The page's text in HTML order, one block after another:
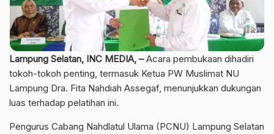
Lampung Selatan, INC MEDIA, –Acara pembukaan dihadiri
tokoh-tokoh penting, termasuk Ketua PW Muslimat NU
Lampung Dra. Fita Nahdiah Assegaf, menunjukkan dukungan
luas terhadap pelatihan ini.
Pengurus Cabang Nahdlatul Ulama (PCNU) Lampung Selatan